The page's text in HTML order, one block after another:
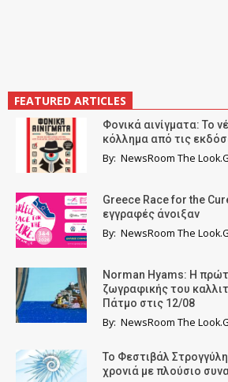
FEATURED ARTICLES
Φονικά αινίγματα: Το
κόλλημα από τις
By: NewsRoom The
Greece Race for the
εγγραφές άνοιξαν
By: NewsRoom The
Norman Hyams: Η
ζωγραφικής του
Πάτμο στις 12/08
By: NewsRoom The
Το Φεστιβάλ Στρογγύλη
χρονιά με πλούσιο